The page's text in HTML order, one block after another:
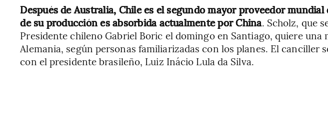
Después de Australia, Chile es el segundo mayor proveedor
de su producción es absorbida actualmente por China. Scholz, que
Presidente chileno Gabriel Boric el domingo en Santiago, quiere una
Alemania, según personas familiarizadas con los planes. El canciller
con el presidente brasileño, Luiz Inácio Lula da Silva.